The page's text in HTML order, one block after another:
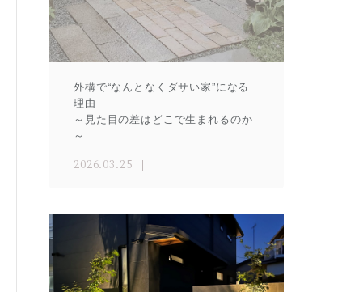
外構で“なんとなくダサい家”になる
理由
～見た目の差はどこで生まれるのか
～
2026.03.25